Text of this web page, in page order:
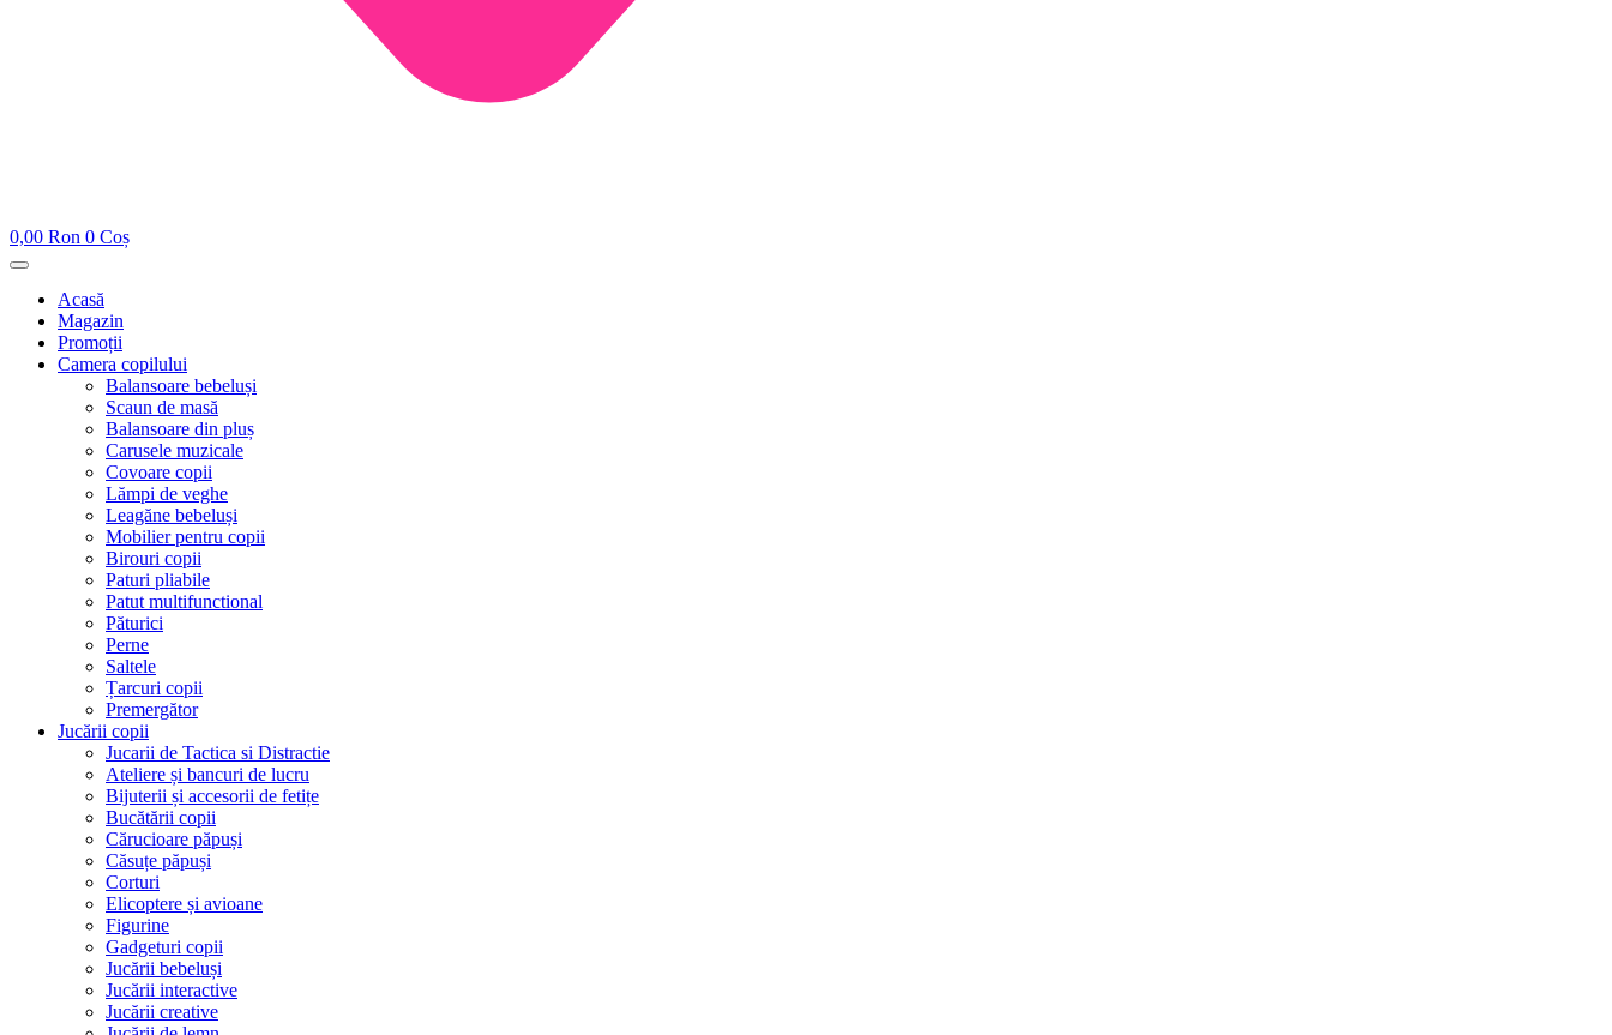
0,00 Ron 0 Coș
Acasă
Magazin
Promoții
Camera copilului
Balansoare bebeluși
Scaun de masă
Balansoare din pluș
Carusele muzicale
Covoare copii
Lămpi de veghe
Leagăne bebeluși
Mobilier pentru copii
Birouri copii
Paturi pliabile
Patut multifunctional
Păturici
Perne
Saltele
Țarcuri copii
Premergător
Jucării copii
Jucarii de Tactica si Distractie
Ateliere și bancuri de lucru
Bijuterii și accesorii de fetițe
Bucătării copii
Cărucioare păpuși
Căsuțe păpuși
Corturi
Elicoptere și avioane
Figurine
Gadgeturi copii
Jucării bebeluși
Jucării interactive
Jucării creative